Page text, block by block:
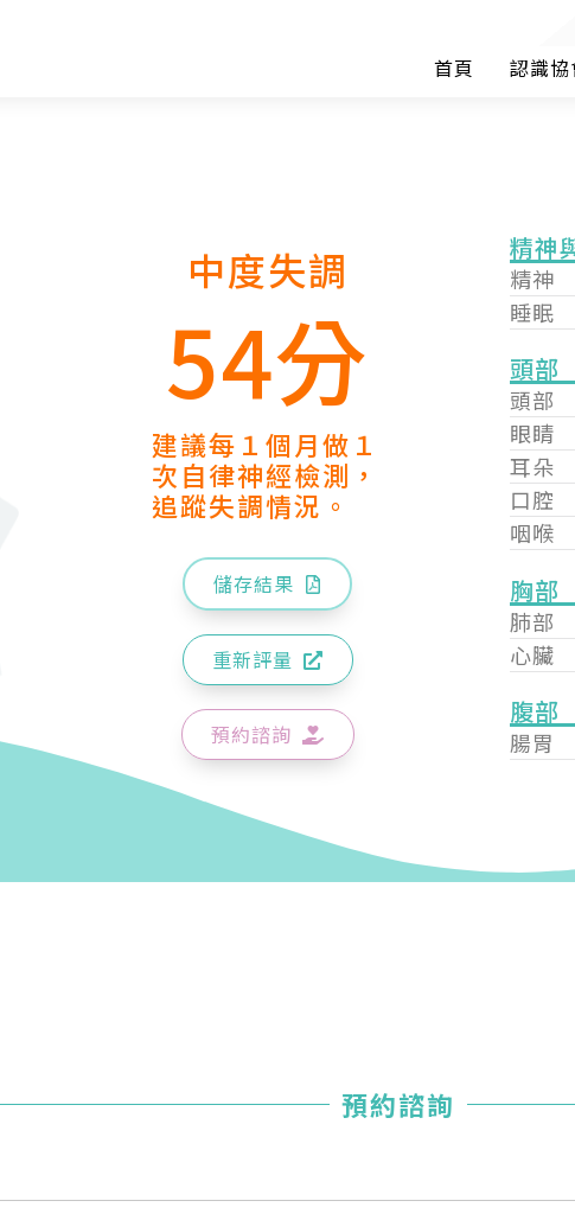
首頁 認識協
中度失調
54分
建議每１個月做１
次自律神經檢測，
追蹤失調情況。
儲存結果
重新評量
預約諮詢
精神
精神
睡眠
頭部
頭部
眼睛
耳朵
口腔
咽喉
胸部
肺部
心臟
腹部
腸胃
預約諮詢
您好，您的會員申請，已成功送出，經本協會理
【會費】